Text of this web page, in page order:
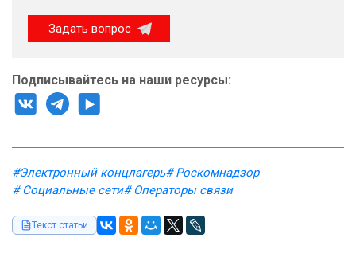
Задать вопрос
Подписывайтесь на наши ресурсы:
#Электронный концлагерь# Роскомнадзор
# Социальные сети# Операторы связи
Текст статьи